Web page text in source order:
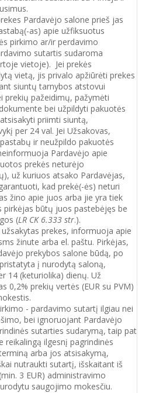
Pardavėjo salone prieš jas
as) apie užfiksuotus
pirkimo ar/ir perdavimo
sutartis sudaroma
vietoje). Jei prekės
vietą, jis privalo apžiūrėti prekes
siuntų tarnybos atstovui
prekių pažeidimų, pažymėti
bei užpildyti pakuotės
priimti siuntą,
per 24 val. Jei Užsakovas,
ir neužpildo pakuotės
Pardavėjo apie
prekės neturėjo
už kuriuos atsako Pardavėjas,
kad prekė(-ės) neturi
žino apie juos arba jie yra tiek
pirkėjas būtų juos pastebėjęs be
(LR CK 6.333 str.).
prekes, informuoja apie
žinute arba el. paštu. Pirkėjas,
prekybos salone būdą, po
į nurodytą saloną,
14 (keturiolika) dienų. Už
0,2% prekių vertės (EUR su PVM)
- pardavimo sutartį ilgiau nei
bei ignoruojant Pardavėjo
sutarties sudarymą, taip pat
ilgesnį pagrindinės
arba jos atsisakymą,
nutraukti sutartį, išskaitant iš
3 EUR) administravimo
saugojimo mokesčiu.